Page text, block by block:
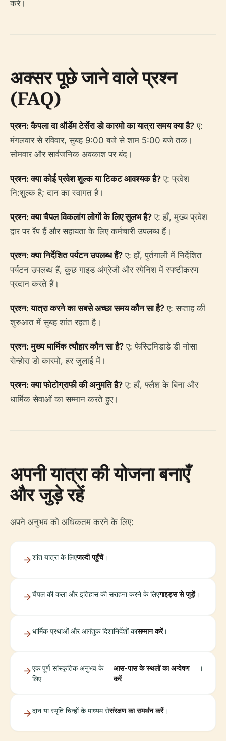
करें।
अक्सर पूछे जाने वाले प्रश्न
(FAQ)
प्रश्न: कैपला दा ऑर्डेम टेर्सेरा डो कारमो का यात्रा समय क्या है? ए:
मंगलवार से रविवार, सुबह 9:00 बजे से शाम 5:00 बजे तक।
सोमवार और सार्वजनिक अवकाश पर बंद।
प्रश्न: क्या कोई प्रवेश शुल्क या टिकट आवश्यक है? ए: प्रवेश
नि:शुल्क है; दान का स्वागत है।
प्रश्न: क्या चैपल विकलांग लोगों के लिए सुलभ है? ए: हाँ, मुख्य प्रवेश
द्वार पर रैंप हैं और सहायता के लिए कर्मचारी उपलब्ध हैं।
प्रश्न: क्या निर्देशित पर्यटन उपलब्ध हैं? ए: हाँ, पुर्तगाली में निर्देशित
पर्यटन उपलब्ध हैं, कुछ गाइड अंग्रेजी और स्पेनिश में स्पष्टीकरण
प्रदान करते हैं।
प्रश्न: यात्रा करने का सबसे अच्छा समय कौन सा है? ए: सप्ताह की
शुरुआत में सुबह शांत रहता है।
प्रश्न: मुख्य धार्मिक त्यौहार कौन सा है? ए: फेस्टिमिडाडे डी नोसा
सेन्होरा डो कारमो, हर जुलाई में।
प्रश्न: क्या फोटोग्राफी की अनुमति है? ए: हाँ, फ्लैश के बिना और
धार्मिक सेवाओं का सम्मान करते हुए।
अपनी यात्रा की योजना बनाएँ
और जुड़े रहें
अपने अनुभव को अधिकतम करने के लिए:
शांत यात्रा के लिएजल्दी पहुँचें।
चैपल की कला और इतिहास की सराहना करने के लिएगाइड्स से जुड़ें।
धार्मिक प्रथाओं और आगंतुक दिशानिर्देशों कासम्मान करें।
एक पूर्ण सांस्कृतिक अनुभव के
लिए
आस-पास के स्थलों का अन्वेषण
करें
।
दान या स्मृति चिन्हों के माध्यम सेसंरक्षण का समर्थन करें।